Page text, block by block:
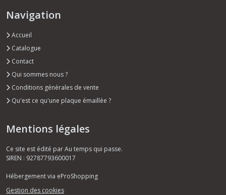
Navigation
Accueil
Catalogue
Contact
Qui sommes nous ?
Conditions générales de vente
Qu'est ce qu'une plaque émaillée ?
Mentions légales
Ce site est édité par Au temps qui passe.
SIREN : 92787793600017
Hébergement via eProShopping
Gestion des cookies